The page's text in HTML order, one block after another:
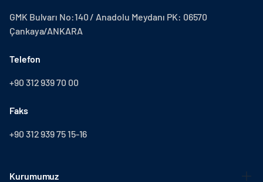
GMK Bulvarı No:140 / Anadolu Meydanı PK: 06570
Çankaya/ANKARA
Telefon
+90 312 939 70 00
Faks
+90 312 939 75 15-16
Kurumumuz